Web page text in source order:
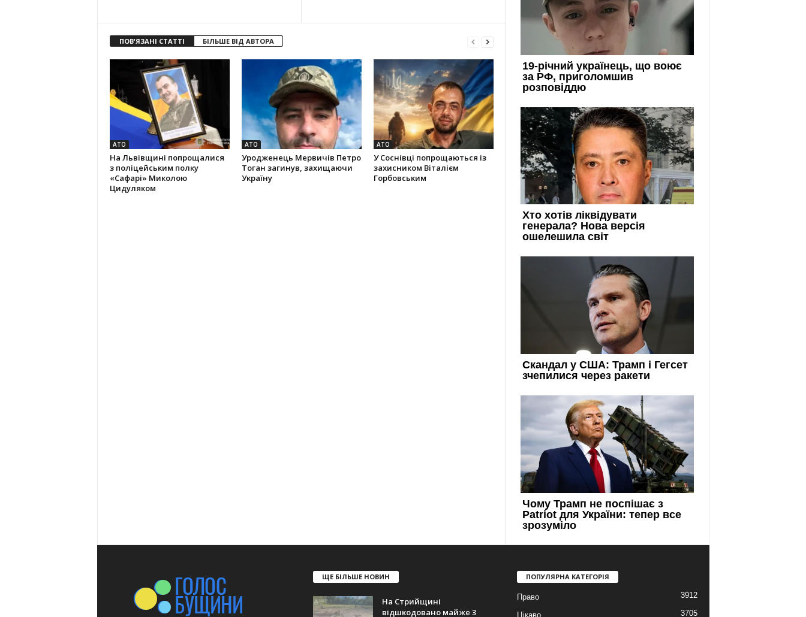
ПОВ'ЯЗАНІ СТАТТІ БІЛЬШЕ ВІД АВТОРА
АТО
На Львівщині попрощалися
з поліцейським полку
«Сафарі» Миколою
Цидуляком
АТО
Уродженець Мервичів Петро
Тоган загинув, захищаючи
Україну
АТО
У Соснівці попрощаються із
захисником Віталієм
Горбовським
ЩЕ БІЛЬШЕ НОВИН
На Стрийщині
відшкодовано майже 3
ПОПУЛЯРНА КАТЕГОРІЯ
Право 3912
Цікаво 3705